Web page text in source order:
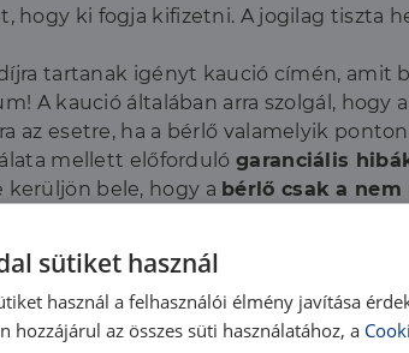
hogy ki fogja kifizetni. A jogilag tiszta
tartanak igényt kaució címén, amit
A kaució általában arra szolgál,
az esetre, ha a bérlő valamelyik
mellett előforduló garanciális
kerüljön bele, hogy a bérlő csak a
garanciális hibák javítását maga
bútorok, berendezések jegyzéke
nem ragaszkodik hozzá. Az
fotó is jól jöhetvitás esetben.
sütiket használ
használ a felhasználói élmény javítása
hozzájárul az összes süti használatához, a